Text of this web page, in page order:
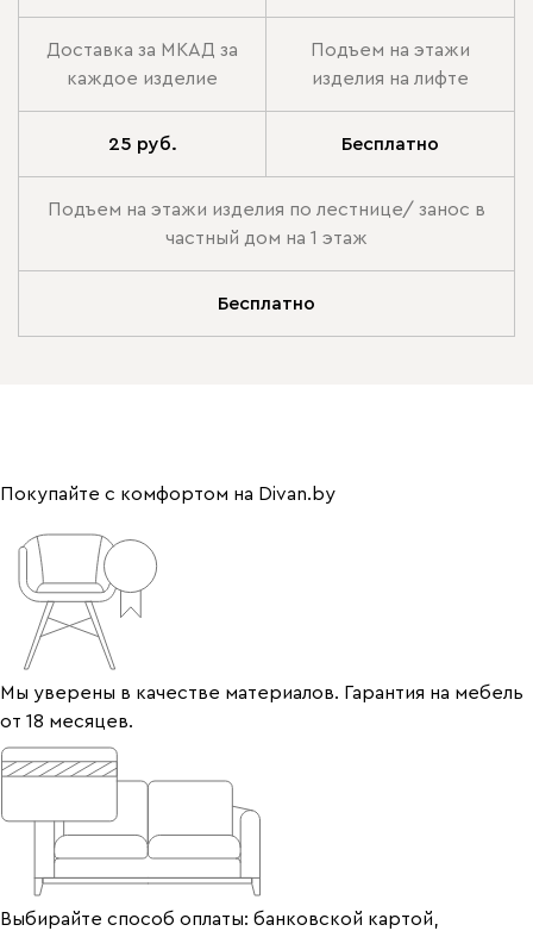
Доставка за МКАД за
каждое изделие
Подъем на этажи
изделия на лифте
25 руб. Бесплатно
Подъем на этажи изделия по лестнице/ занос в
частный дом на 1 этаж
Бесплатно
Покупайте с комфортом на Divan.by
Мы уверены в качестве материалов. Гарантия на мебель
от 18 месяцев.
Выбирайте способ оплаты: банковской картой,